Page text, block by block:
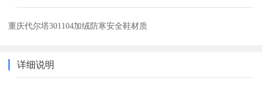
重庆代尔塔301104加绒防寒安全鞋材质
详细说明